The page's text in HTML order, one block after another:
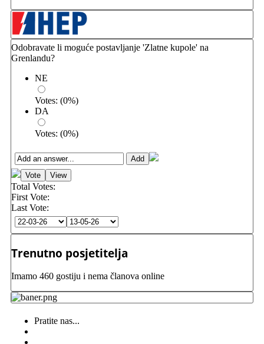
Odobravate li moguće postavljanje 'Zlatne kupole' na
Grenlandu?
NE
Votes: (0%)
DA
Votes: (0%)
Total Votes:
First Vote:
Last Vote:
Trenutno posjetitelja
Imamo 460 gostiju i nema članova online
Pratite nas...